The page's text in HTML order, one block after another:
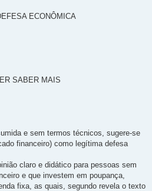
ECONÔMICA
SABER MAIS
e sem termos técnicos, sugere-se
financeiro) como legítima defesa
claro e didático para pessoas sem
e que investem em poupança,
fixa, as quais, segundo revela o texto